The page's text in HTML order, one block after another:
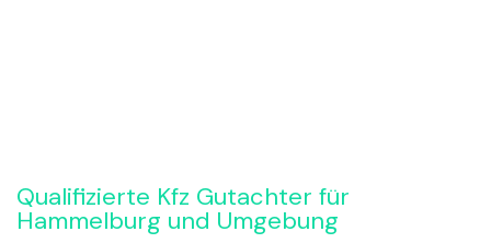
Qualifizierte Kfz Gutachter für
Hammelburg und Umgebung